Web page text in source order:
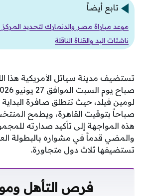
تابع أيضاً
موعد مباراة مصر والدنمارك لتحديد المركز
ناشئات اليد والقناة الناقلة
تستضيف مدينة سياتل الأمريكية هذا
لومين فيلد، حيث تنطلق صافرة
صباحاً بتوقيت القاهرة، ويطمح
هذه المواجهة إلى تأكيد صدارته
والمضي قدماً في مشواره بالبطولة
تستضيفها ثلاث دول متجاورة.
فرص التأهل